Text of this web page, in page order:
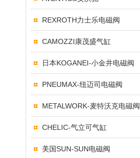
REXROTH力士乐电磁阀
CAMOZZI康茂盛气缸
日本KOGANEI-小金井电磁阀
PNEUMAX-纽迈司电磁阀
METALWORK-麦特沃克电磁阀
CHELIC-气立可气缸
美国SUN-SUN电磁阀